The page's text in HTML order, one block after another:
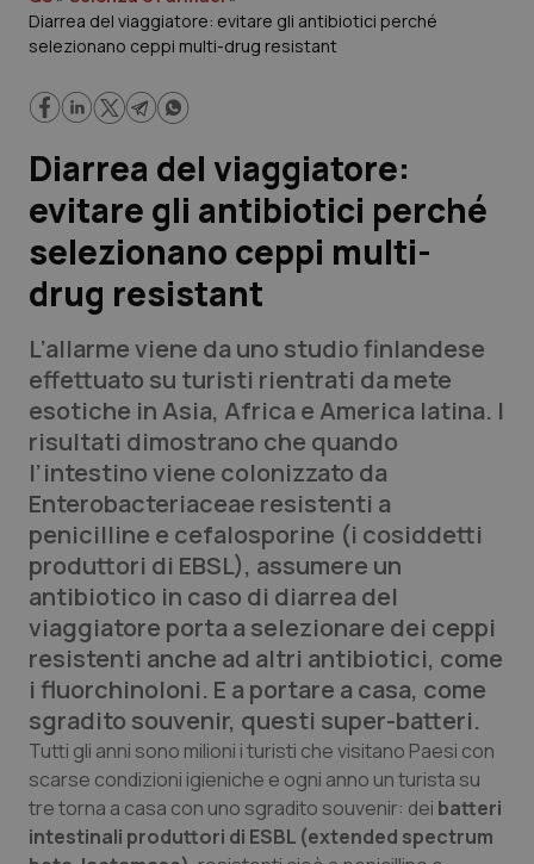
Governo e Parlamento
Regioni e Asl
Lavoro e Professioni
Scienza e Farmaci
Studi e Analisi
Lettere al direttore
Edizioni Regionali
QS Pro
Professionisti Sanitari.AI
Abruzzo
Basilicata
Calabria
Campania
Emilia-Romagna
QS Pro Gold
Artrite & artrosi
Asma & BPCO
Car-T
Colesterolo & coronaropatie
QS Club Newsletter
Diarrea del viaggiatore: evitare gli antibiotici perché
selezionano ceppi multi-drug resistant
Diarrea del viaggiatore:
evitare gli antibiotici perché
selezionano ceppi multi-
drug resistant
L’allarme viene da uno studio finlandese
effettuato su turisti rientrati da mete
esotiche in Asia, Africa e America latina. I
risultati dimostrano che quando
l’intestino viene colonizzato da
Enterobacteriaceae resistenti a
penicilline e cefalosporine (i cosiddetti
produttori di EBSL), assumere un
antibiotico in caso di diarrea del
viaggiatore porta a selezionare dei ceppi
resistenti anche ad altri antibiotici, come
i fluorchinoloni. E a portare a casa, come
sgradito souvenir, questi super-batteri.
Tutti gli anni sono milioni i turisti che visitano Paesi con
scarse condizioni igieniche e ogni anno un turista su
tre torna a casa con uno sgradito souvenir: dei batteri
intestinali produttori di ESBL (extended spectrum